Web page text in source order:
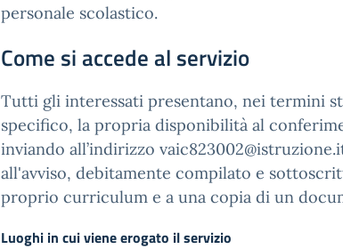
personale scolastico.
Come si accede al servizio
Tutti gli interessati presentano, nei termini
specifico, la propria disponibilità al
inviando all’indirizzo
all'avviso, debitamente compilato e
proprio curriculum e a una copia di un
Luoghi in cui viene erogato il servizio